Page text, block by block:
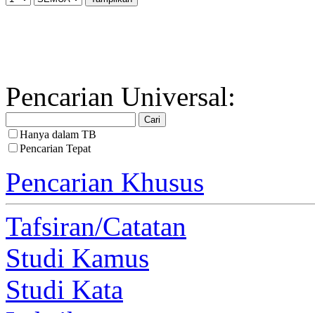
Pencarian Universal:
Hanya dalam TB
Pencarian Tepat
Pencarian Khusus
Tafsiran/Catatan
Studi Kamus
Studi Kata